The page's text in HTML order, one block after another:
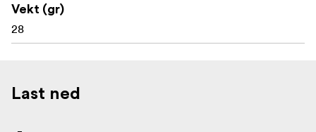
Beskytter 56 mm objektivlinsen
Egnet for konkurranse, skytebane og feltbruk
Vekt (gr)
28
Last ned